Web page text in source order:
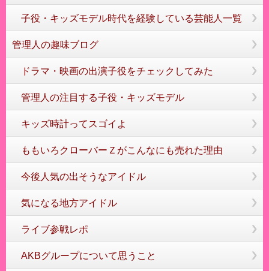
子役・キッズモデル時代を経験している芸能人一覧
管理人の趣味ブログ
ドラマ・映画の出演子役をチェックしてみた
管理人の注目する子役・キッズモデル
キッズ時計ってスゴイよ
ももいろクローバーＺがこんなにも売れた理由
今後人気の出そうなアイドル
気になる地方アイドル
ライブ参戦レポ
AKBグループについて思うこと